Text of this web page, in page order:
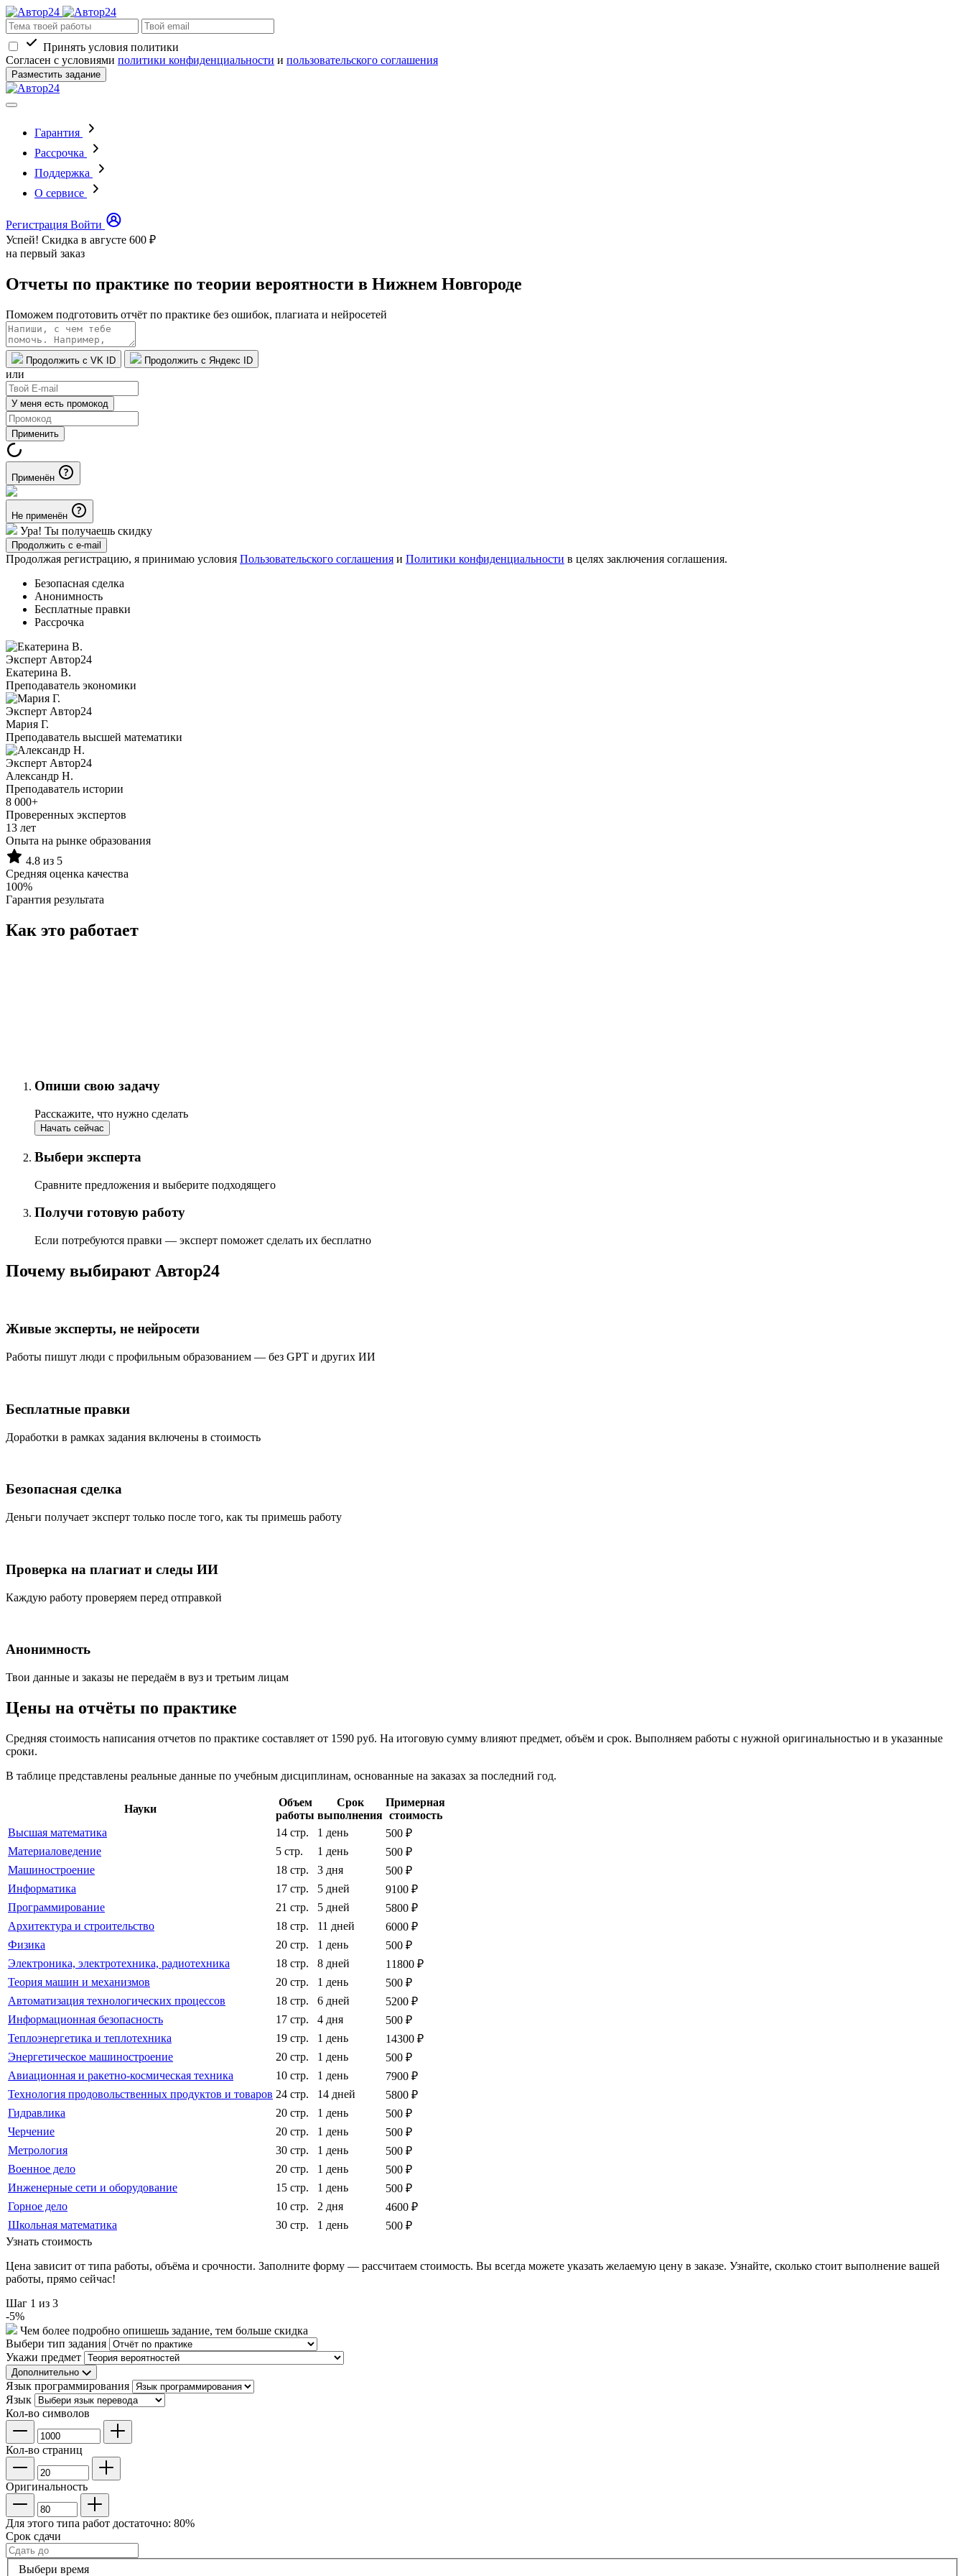
Принять условия политики
Согласен с условиями политики конфиденциальности и пользовательского соглашения
Разместить задание
Гарантия
Рассрочка
Поддержка
О сервисе
Регистрация Войти
Успей! Скидка в августе 600 ₽
на первый заказ
Отчеты по практике по теории вероятности в Нижнем Новгороде
Поможем подготовить отчёт по практике без ошибок, плагиата и нейросетей
Продолжить с VK ID Продолжить с Яндекс ID
или
У меня есть промокод
Применить
Применён
Не применён
Ура! Ты получаешь скидку
Продолжить с e-mail
Продолжая регистрацию, я принимаю условия Пользовательского соглашения и Политики конфиденциальности в целях заключения соглашения.
Безопасная сделка
Анонимность
Бесплатные правки
Рассрочка
Эксперт Автор24
Екатерина B.
Преподаватель экономики
Эксперт Автор24
Мария Г.
Преподаватель высшей математики
Эксперт Автор24
Александр Н.
Преподаватель истории
8 000+
Проверенных экспертов
13 лет
Опыта на рынке образования
4.8 из 5
Средняя оценка качества
100%
Гарантия результата
Как это работает
Опиши свою задачу
Расскажите, что нужно сделать
Начать сейчас
Выбери эксперта
Сравните предложения и выберите подходящего
Получи готовую работу
Если потребуются правки — эксперт поможет сделать их бесплатно
Почему выбирают Автор24
Живые эксперты, не нейросети
Работы пишут люди с профильным образованием — без GPT и других ИИ
Бесплатные правки
Доработки в рамках задания включены в стоимость
Безопасная сделка
Деньги получает эксперт только после того, как ты примешь работу
Проверка на плагиат и следы ИИ
Каждую работу проверяем перед отправкой
Анонимность
Твои данные и заказы не передаём в вуз и третьим лицам
Цены на отчёты по практике
Средняя стоимость написания отчетов по практике составляет от 1590 руб. На итоговую сумму влияют предмет, объём и срок. Выполняем работы с нужной оригинальностью и в указанные
сроки.
В таблице представлены реальные данные по учебным дисциплинам, основанные на заказах за последний год.
Науки
Объем
работы
Срок
выполнения
Примерная
стоимость
Высшая математика
14 стр. 1 день
500 ₽
Материаловедение
5 стр. 1 день
500 ₽
Машиностроение
18 стр. 3 дня
500 ₽
Информатика
17 стр. 5 дней
9100 ₽
Программирование
21 стр. 5 дней
5800 ₽
Архитектура и строительство
18 стр. 11 дней
6000 ₽
Физика
20 стр. 1 день
500 ₽
Электроника, электротехника, радиотехника
18 стр. 8 дней
11800 ₽
Теория машин и механизмов
20 стр. 1 день
500 ₽
Автоматизация технологических процессов
18 стр. 6 дней
5200 ₽
Информационная безопасность
17 стр. 4 дня
500 ₽
Теплоэнергетика и теплотехника
19 стр. 1 день
14300 ₽
Энергетическое машиностроение
20 стр. 1 день
500 ₽
Авиационная и ракетно-космическая техника
10 стр. 1 день
7900 ₽
Технология продовольственных продуктов и товаров 24 стр. 14 дней
5800 ₽
Гидравлика
20 стр. 1 день
500 ₽
Черчение
20 стр. 1 день
500 ₽
Метрология
30 стр. 1 день
500 ₽
Военное дело
20 стр. 1 день
500 ₽
Инженерные сети и оборудование
15 стр. 1 день
500 ₽
Горное дело
10 стр. 2 дня
4600 ₽
Школьная математика
30 стр. 1 день
500 ₽
Узнать стоимость
Цена зависит от типа работы, объёма и срочности. Заполните форму — рассчитаем стоимость. Вы всегда можете указать желаемую цену в заказе. Узнайте, сколько стоит выполнение вашей
работы, прямо сейчас!
Шаг 1 из 3
-5%
Чем более подробно опишешь задание, тем больше скидка
Выбери тип задания
Укажи предмет
Дополнительно
Язык программирования
Язык
Кол-во символов
Кол-во страниц
Оригинальность
Для этого типа работ достаточно: 80%
Срок сдачи
Выбери время